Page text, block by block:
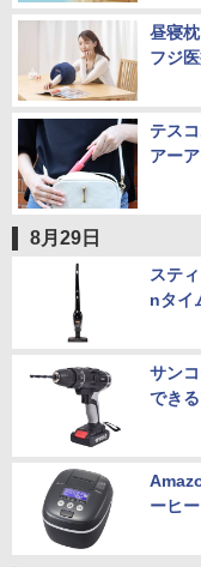
昼寝
フジ
テス
アー
8月29日
ステ
nタイ
サン
でき
ーヒ